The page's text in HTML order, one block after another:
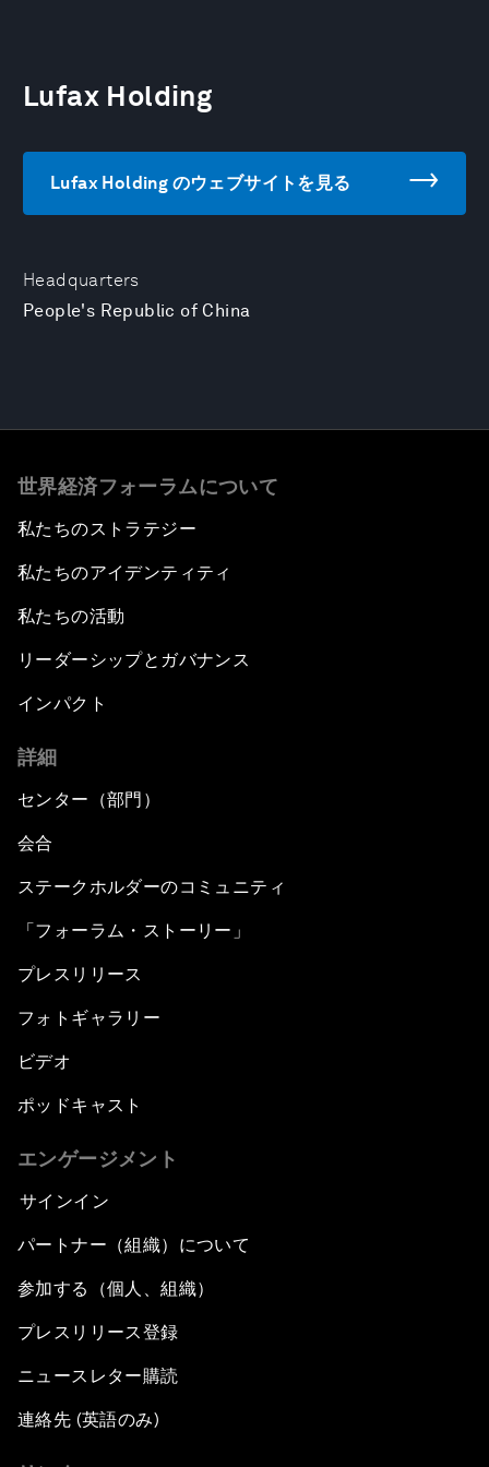
Headquarters
People's Republic of China
Lufax Holding
Lufax Holding のウェブサイトを見る
世界経済フォーラムについて
私たちのストラテジー
私たちのアイデンティティ
私たちの活動
リーダーシップとガバナンス
インパクト
詳細
センター（部門）
会合
ステークホルダーのコミュニティ
「フォーラム・ストーリー」
プレスリリース
フォトギャラリー
ビデオ
ポッドキャスト
エンゲージメント
サインイン
パートナー（組織）について
参加する（個人、組織）
プレスリリース登録
ニュースレター購読
連絡先 (英語のみ)